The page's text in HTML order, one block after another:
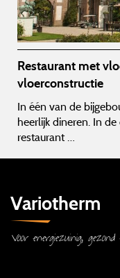
Restaurant met
vloerconstructie
In één van de
heerlijk dineren. In
restaurant …
Variotherm
Voor energiezuinig,